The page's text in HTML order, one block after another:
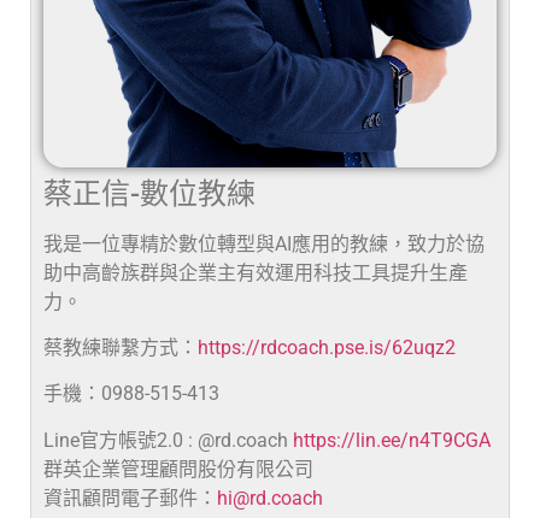
蔡正信-數位教練
我是一位專精於數位轉型與AI應用的教練，致力於協
助中高齡族群與企業主有效運用科技工具提升生產
力。
蔡教練聯繫方式： https://rdcoach.pse.is/62uqz2
手機：0988-515-413
Line官方帳號2.0 : @rd.coach https://lin.ee/n4T9CGA
群英企業管理顧問股份有限公司
資訊顧問電子郵件： hi@rd.coach